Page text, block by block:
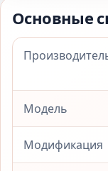
Основные
Модель
Модификация